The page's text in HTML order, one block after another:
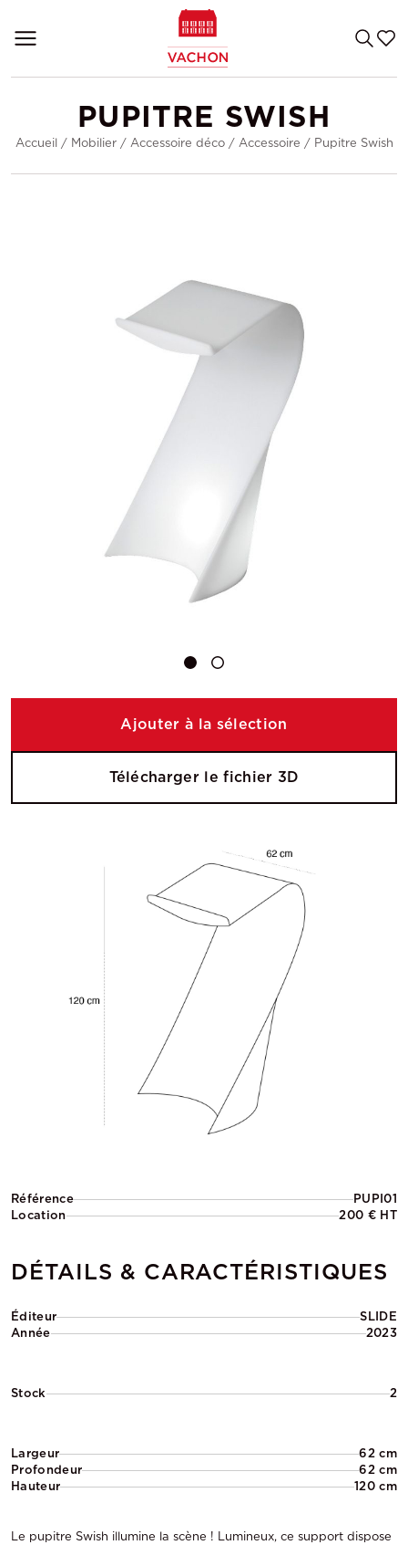
PUPITRE SWISH
Accueil / Mobilier/ Accessoire déco/ Accessoire / Pupitre Swish
Référence
PUPI01
Location
200 € HT
DÉTAILS & CARACTÉRISTIQUES
Éditeur
SLIDE
Année
2023
Stock 2
Largeur
62 cm
Profondeur
62 cm
Hauteur
120 cm
Le pupitre Swish illumine la scène ! Lumineux, ce support dispose
Ajouter à la sélection
Télécharger le fichier 3D